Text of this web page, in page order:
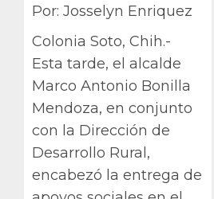
Por: Josselyn Enriquez
Colonia Soto, Chih.-
Esta tarde, el alcalde
Marco Antonio Bonilla
Mendoza, en conjunto
con la Dirección de
Desarrollo Rural,
encabezó la entrega de